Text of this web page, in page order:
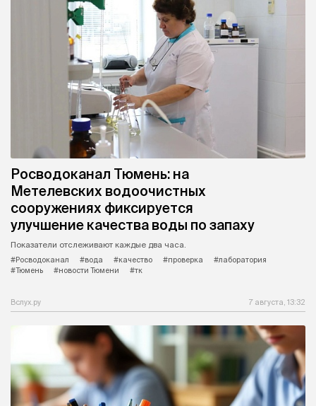
Росводоканал Тюмень: на
Метелевских водоочистных
сооружениях фиксируется
улучшение качества воды по запаху
Показатели отслеживают каждые два часа.
#Росводоканал
#вода #качество #проверка
#лаборатория
#Тюмень
#новости Тюмени #тк
Вслух.ру 7 августа, 13:32